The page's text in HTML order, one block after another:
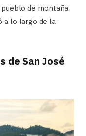
pueblo de montaña
a lo largo de la
de San José